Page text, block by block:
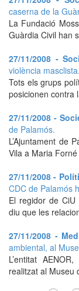
caserna de la
La Fundació
Guàrdia Civil han
27/11/2008 -
violència masclista.
Tots els grups
posicionen contra
27/11/2008 -
de Palamós.
L’Ajuntament de
Vila a Maria Forné
27/11/2008 -
CDC de Palamós
El regidor de CiU
diu que les
27/11/2008 -
ambiental, al
L’entitat
realitzat al Museu